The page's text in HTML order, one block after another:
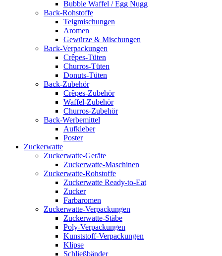
Bubble Waffel / Egg Nugg
Back-Rohstoffe
Teigmischungen
Aromen
Gewürze & Mischungen
Back-Verpackungen
Crêpes-Tüten
Churros-Tüten
Donuts-Tüten
Back-Zubehör
Crêpes-Zubehör
Waffel-Zubehör
Churros-Zubehör
Back-Werbemittel
Aufkleber
Poster
Zucker­watte
Zuckerwatte-Geräte
Zuckerwatte-Maschinen
Zuckerwatte-Rohstoffe
Zuckerwatte Ready-to-Eat
Zucker
Farbaromen
Zuckerwatte-Verpackungen
Zuckerwatte-Stäbe
Poly-Verpackungen
Kunststoff-Verpackungen
Klipse
Schließbänder